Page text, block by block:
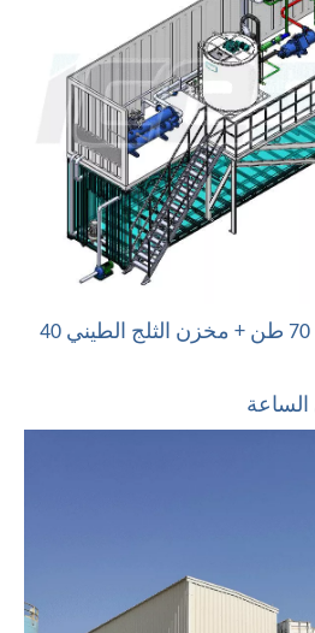
مصنع صنع الثلج الطيني 70 طن + مخزن الثلج الطيني 40